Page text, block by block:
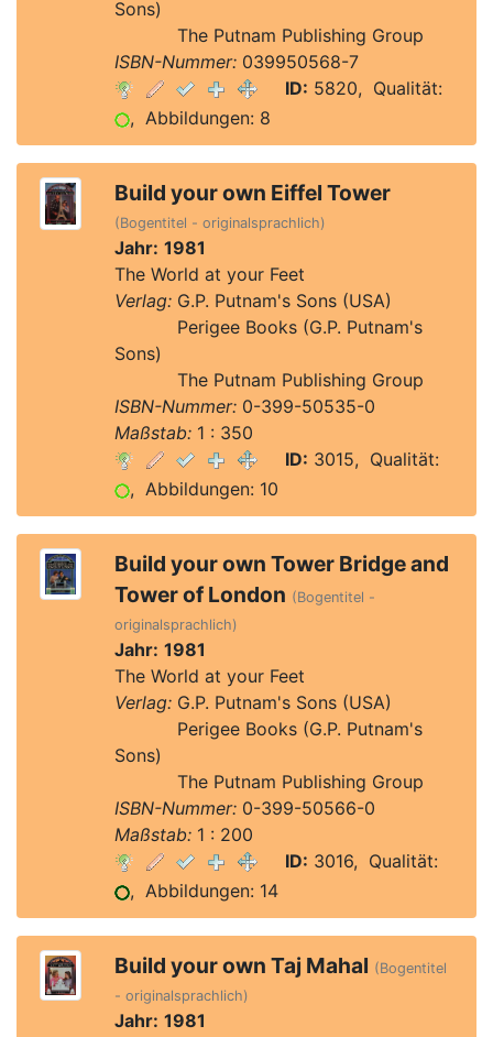
Sons)
The Putnam Publishing Group
ISBN-Nummer:039950568-7
ID: 5820, Qualität:
, Abbildungen: 8
Build your own Eiffel Tower
(Bogentitel - originalsprachlich)
Jahr: 1981
The World at your Feet
Verlag:G.P. Putnam's Sons (USA)
Perigee Books (G.P. Putnam's
Sons)
The Putnam Publishing Group
ISBN-Nummer:0-399-50535-0
Maßstab:1 : 350
ID: 3015, Qualität:
, Abbildungen: 10
Build your own Tower Bridge and
Tower of London (Bogentitel -
originalsprachlich)
Jahr: 1981
The World at your Feet
Verlag:G.P. Putnam's Sons (USA)
Perigee Books (G.P. Putnam's
Sons)
The Putnam Publishing Group
ISBN-Nummer:0-399-50566-0
Maßstab:1 : 200
ID: 3016, Qualität:
, Abbildungen: 14
Build your own Taj Mahal (Bogentitel
- originalsprachlich)
Jahr: 1981